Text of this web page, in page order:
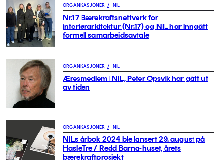
ORGANISASJONER / NIL
Nr.17 Bærekraftsnettverk for
interiørarkitektur (Nr.17) og NIL har inngått
formell samarbeidsavtale
ORGANISASJONER / NIL
Æresmedlem i NIL, Peter Opsvik har gått ut
av tiden
ORGANISASJONER / NIL
NILs årbok 2024 ble lansert 29. august på
HasleTre / Redd Barna-huset, årets
bærekraftprosjekt